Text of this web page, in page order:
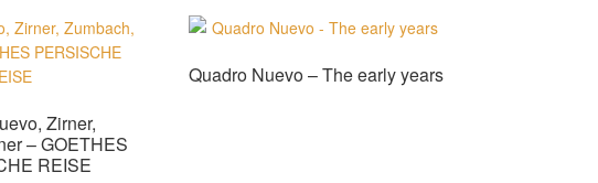
Zirner,
– GOETHES
REISE
Quadro Nuevo – The early years